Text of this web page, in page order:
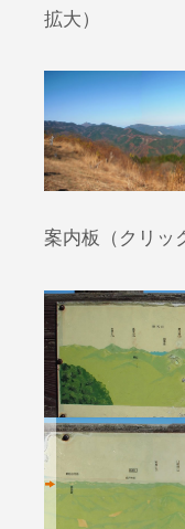
拡大）
案内板（クリッ